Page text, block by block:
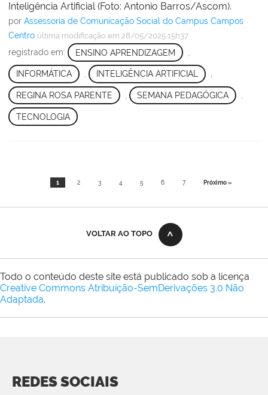
Inteligência Artificial (Foto: Antonio Barros/Ascom).
por Assessoria de Comunicação Social do Campus Campos
Centro última modificação em 28/05/2025 15h37
registrado em: ENSINO APRENDIZAGEM
INFORMÁTICA , INTELIGÊNCIA ARTIFICIAL ,
REGINA ROSA PARENTE SEMANA PEDAGÓGICA
TECNOLOGIA
1 2 3 4 5 6 7 Próximo »
VOLTAR AO TOPO
Todo o conteúdo deste site está publicado sob a licença
Creative Commons Atribuição-SemDerivações 3.0 Não
Adaptada.
REDES SOCIAIS